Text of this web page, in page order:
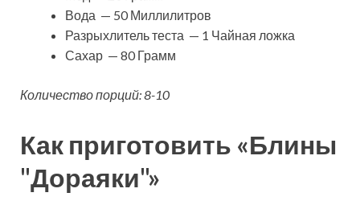
Вода — 50 Миллилитров
Разрыхлитель теста — 1 Чайная ложка
Сахар — 80 Грамм
Количество порций: 8-10
Как приготовить «Блины
"Дораяки"»